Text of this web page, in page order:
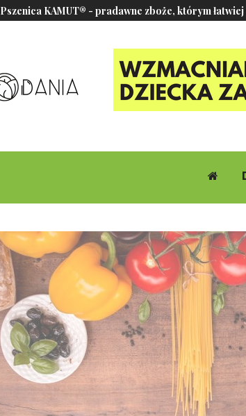
Pszenica KAMUT® - pradawne zboże, którym